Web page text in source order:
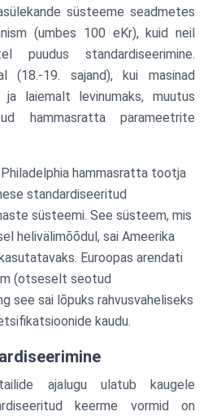
süsteeme seadmetes
(umbes 100 eKr), kuid neil
puudus standardiseerimine.
(18.-19. sajand), kui masinad
ja laiemalt levinumaks, muutus
hammasratta parameetrite
hammasratta tootja
standardiseeritud
süsteemi. See süsteem, mis
helivälimõõdul, sai Ameerika
Euroopas arendati
(otseselt seotud
see sai lõpuks rahvusvaheliseks
kaudu.
ajalugu ulatub kaugele
keerme vormid on